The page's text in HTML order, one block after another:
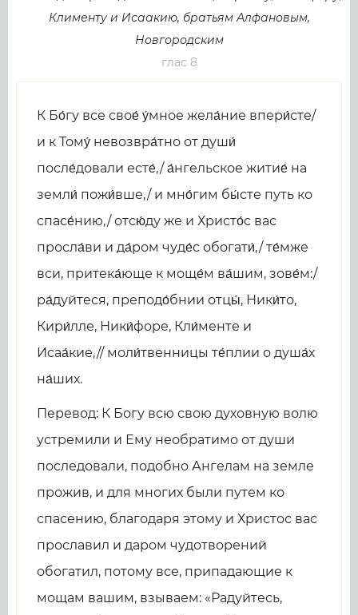
Клименту и Исаакию, братьям Алфановым,
Новгородским
глас 8
К Бо́гу все свое́ у́мное жела́ние впери́сте/
и к Тому́ невозвра́тно от души́
после́довали есте́,/ а́нгельское житие́ на
земли́ пожи́вше,/ и мно́гим бы́сте путь ко
спасе́нию,/ отсю́ду же и Христо́с вас
просла́ви и да́ром чуде́с обогати́,/ те́мже
вси, притека́юще к моще́м ва́шим, зове́м:/
ра́дуйтеся, преподо́бнии отцы́, Ники́то,
Кири́лле, Ники́форе, Кли́менте и
Исаа́кие,// моли́твенницы те́плии о душа́х
на́ших.
Перевод: К Богу всю свою духовную волю
устремили и Ему необратимо от души
последовали, подобно Ангелам на земле
прожив, и для многих были путем ко
спасению, благодаря этому и Христос вас
прославил и даром чудотворений
обогатил, потому все, припадающие к
мощам вашим, взываем: «Радуйтесь,